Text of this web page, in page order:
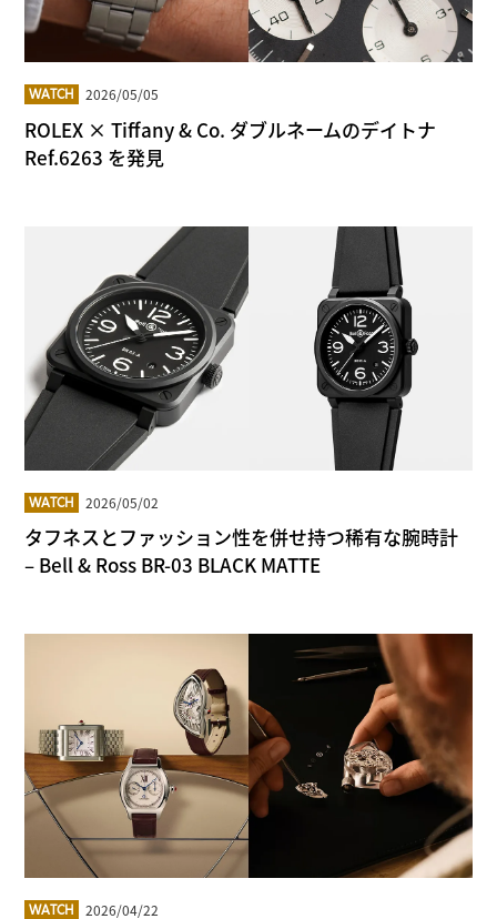
WATCH 2026/05/05
ROLEX × Tiffany & Co. ダブルネームのデイトナ
Ref.6263 を発見
WATCH 2026/05/02
タフネスとファッション性を併せ持つ稀有な腕時計
– Bell & Ross BR-03 BLACK MATTE
WATCH 2026/04/22